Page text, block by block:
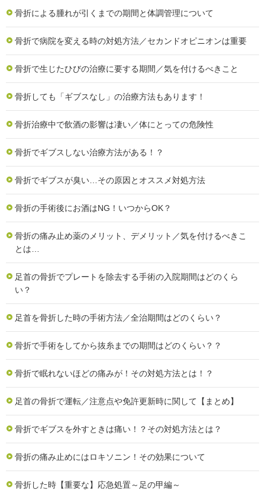
骨折による腫れが引くまでの期間と体調管理について
骨折で病院を変える時の対処方法／セカンドオピニオンは重要
骨折で生じたひびの治療に要する期間／気を付けるべきこと
骨折しても「ギブスなし」の治療方法もあります！
骨折治療中で飲酒の影響は凄い／体にとっての危険性
骨折でギブスしない治療方法がある！？
骨折でギブスが臭い…その原因とオススメ対処方法
骨折の手術後にお酒はNG！いつからOK？
骨折の痛み止め薬のメリット、デメリット／気を付けるべきこ
とは…
足首の骨折でプレートを除去する手術の入院期間はどのくら
い？
足首を骨折した時の手術方法／全治期間はどのくらい？
骨折で手術をしてから抜糸までの期間はどのくらい？？
骨折で眠れないほどの痛みが！その対処方法とは！？
足首の骨折で運転／注意点や免許更新時に関して【まとめ】
骨折でギブスを外すときは痛い！？その対処方法とは？
骨折の痛み止めにはロキソニン！その効果について
骨折した時【重要な】応急処置～足の甲編～